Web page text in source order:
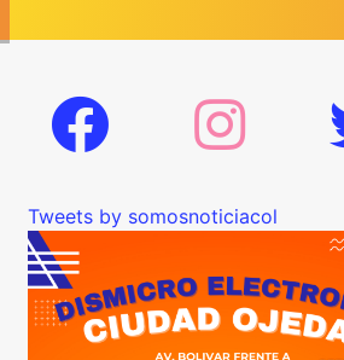
Tweets by somosnoticiacol